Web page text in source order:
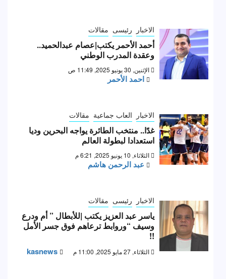
الاخبار رئيسى مقالات
أحمد الأحمر يكتب|عصام عبدالحميد..
وعقدة المدرب الوطني
الإثنين, 30 يونيو 2025, 11:49 ص
احمد الأحمر
الاخبار العاب جماعية مقالات
غدًا.. منتخب الطائرة يواجه البحرين وديا
استعدادا لبطولة العالم
الثلاثاء, 10 يونيو 2025, 6:21 م
عبد الرحمن هاشم
الاخبار رئيسى مقالات
ياسر عبد العزيز يكتب |للأبطال ” أم ودرع
وسيف “وروابط ترعاهم فوق جسر الأمل
!!
الثلاثاء, 27 مايو 2025, 11:00 م kasnews